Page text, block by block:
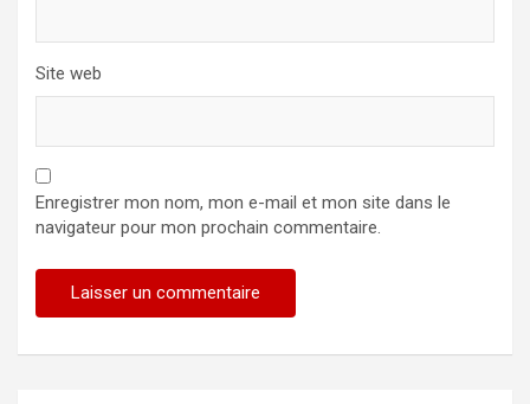
Site web
Enregistrer mon nom, mon e-mail et mon site dans le
navigateur pour mon prochain commentaire.